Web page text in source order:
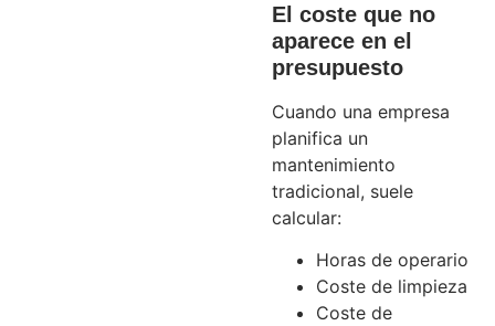
El coste que no
aparece en el
presupuesto
Cuando una empresa
planifica un
mantenimiento
tradicional, suele
calcular:
Horas de operario
Coste de limpieza
Coste de